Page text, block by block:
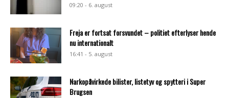
09:20 - 6. august
Freja er fortsat forsvundet – politiet efterlyser hende
nu internationalt
16:41 - 5. august
Narkopåvirkede bilister, listetyv og spytteri i Super
Brugsen